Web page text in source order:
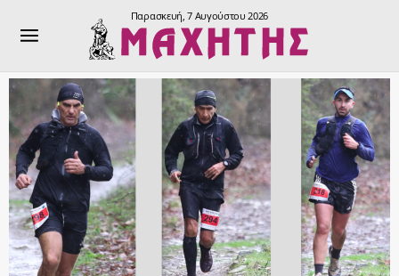
Παρασκευή, 7 Αυγούστου 2026